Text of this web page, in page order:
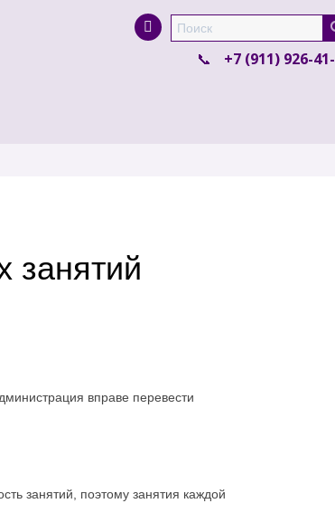
+7 (911) 926-
занятий
вправе перевести
занятий, поэтому занятия каждой